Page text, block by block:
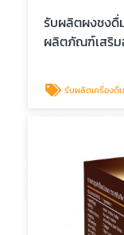
รับผลิตผงชงดื่
ผลิตภัณฑ์เสริม
รับผลิตเครื่องดื่